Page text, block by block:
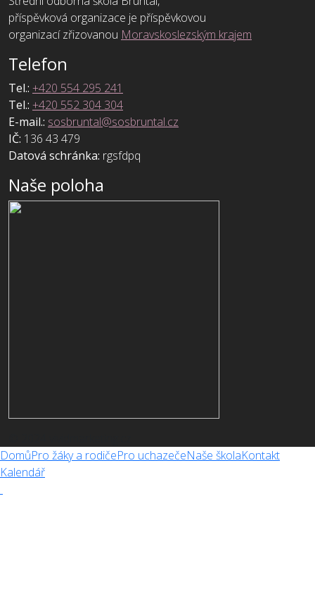
příspěvková organizace je příspěvkovou
organizací zřizovanou Moravskoslezským krajem
Telefon
Tel.: +420 554 295 241
Tel.: +420 552 304 304
E-mail.: sosbruntal@sosbruntal.cz
IČ: 136 43 479
Datová schránka: rgsfdpq
Naše poloha
DomůPro žáky a rodičePro uchazečeNaše školaKontakt
Kalendář